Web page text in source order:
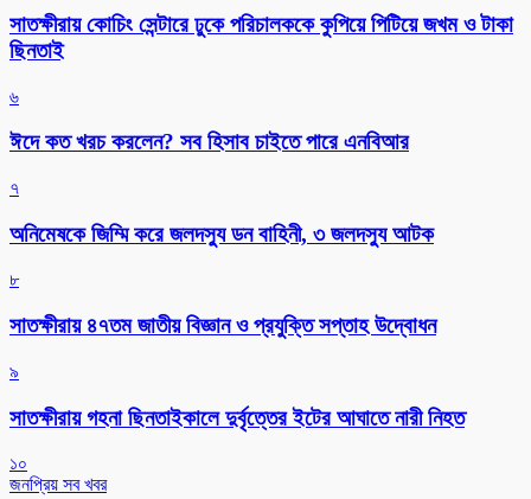
সাতক্ষীরায় কোচিং সেন্টারে ঢুকে পরিচালককে কুপিয়ে পিটিয়ে জখম ও টাকা
ছিনতাই
৬
ঈদে কত খরচ করলেন? সব হিসাব চাইতে পারে এনবিআর
৭
অনিমেষকে জিম্মি করে জলদস্যু ডন বাহিনী, ৩ জলদস্যু আটক
৮
সাতক্ষীরায় ৪৭তম জাতীয় বিজ্ঞান ও প্রযুক্তি সপ্তাহ উদ্বোধন
৯
সাতক্ষীরায় গহনা ছিনতাইকালে দুর্বৃত্তের ইটের আঘাতে নারী নিহত
১০
জনপ্রিয় সব খবর